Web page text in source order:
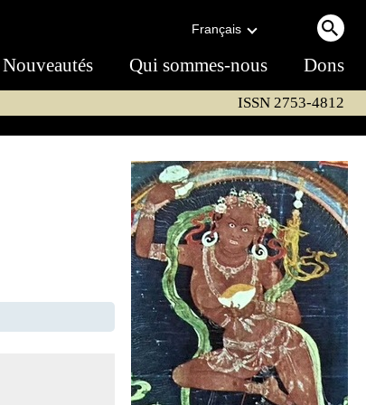
Français
Nouveautés Qui sommes-nous Dons
ISSN 2753-4812